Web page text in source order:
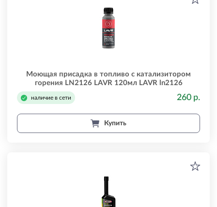
Моющая присадка в топливо с катализитором
горения LN2126 LAVR 120мл LAVR ln2126
наличие в сети 260 р.
Купить